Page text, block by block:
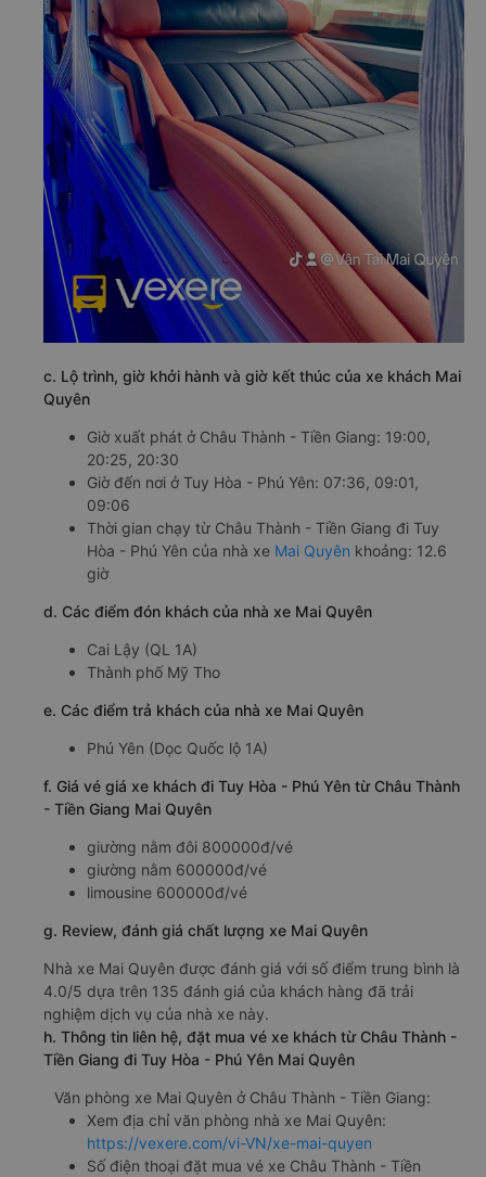
c. Lộ trình, giờ khởi hành và giờ kết thúc của xe khách Mai
Quyên
Giờ xuất phát ở Châu Thành - Tiền Giang: 19:00,
20:25, 20:30
Giờ đến nơi ở Tuy Hòa - Phú Yên: 07:36, 09:01,
09:06
Thời gian chạy từ Châu Thành - Tiền Giang đi Tuy
Hòa - Phú Yên của nhà xe Mai Quyên khoảng: 12.6
giờ
d. Các điểm đón khách của nhà xe Mai Quyên
Cai Lậy (QL 1A)
Thành phố Mỹ Tho
e. Các điểm trả khách của nhà xe Mai Quyên
Phú Yên (Dọc Quốc lộ 1A)
f. Giá vé giá xe khách đi Tuy Hòa - Phú Yên từ Châu Thành
- Tiền Giang Mai Quyên
giường nằm đôi 800000đ/vé
giường nằm 600000đ/vé
limousine 600000đ/vé
g. Review, đánh giá chất lượng xe Mai Quyên
Nhà xe Mai Quyên được đánh giá với số điểm trung bình là
4.0/5 dựa trên 135 đánh giá của khách hàng đã trải
nghiệm dịch vụ của nhà xe này.
h. Thông tin liên hệ, đặt mua vé xe khách từ Châu Thành -
Tiền Giang đi Tuy Hòa - Phú Yên Mai Quyên
Văn phòng xe Mai Quyên ở Châu Thành - Tiền Giang:
Xem địa chỉ văn phòng nhà xe Mai Quyên:
https://vexere.com/vi-VN/xe-mai-quyen
Số điện thoại đặt mua vé xe Châu Thành - Tiền